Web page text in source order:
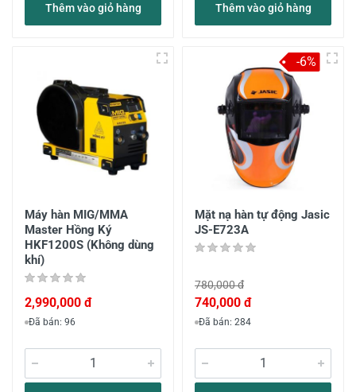
Thêm vào giỏ hàng Thêm vào giỏ hàng
Máy hàn MIG/MMA
Master Hồng Ký
HKF1200S (Không dùng
khí)
2,990,000 đ
Đã bán: 96
Mặt nạ hàn tự động Jasic
JS-E723A
780,000 đ
740,000 đ
Đã bán: 284
-6%